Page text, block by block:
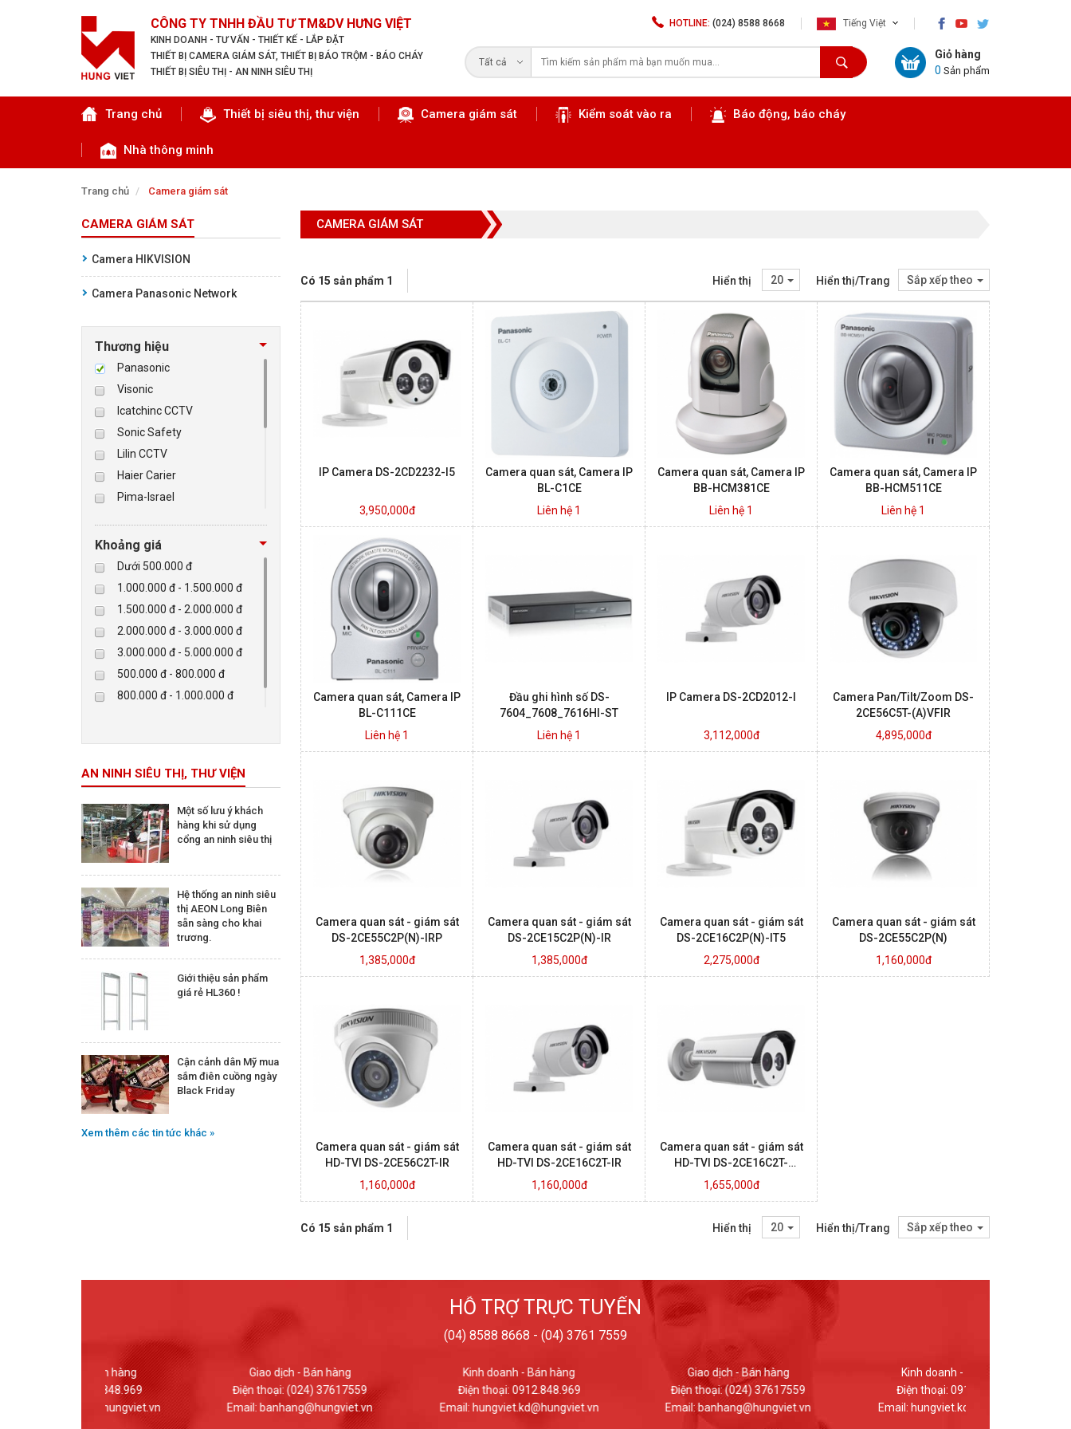
CÔNG TY TNHH ĐẦU TƯ TM&DV HƯNG VIỆT
KINH DOANH - TƯ VẤN - THIẾT KẾ - LẮP ĐẶT
THIẾT BỊ CAMERA GIÁM SÁT, THIẾT BỊ BÁO TRỘM - BÁO CHÁY
THIẾT BỊ SIÊU THỊ - AN NINH SIÊU THỊ
HOTLINE: (024) 8588 8668 Tiếng Việt
Tất cả
Giỏ hàng
0 Sản phẩm
Trang chủ Thiết bị siêu thị, thư viện Camera giám sát Kiểm soát vào ra Báo động, báo cháy
Nhà thông minh
Trang chủ Camera giám sát
CAMERA GIÁM SÁT
Có 15 sản phẩm 1 Sắp xếp theo
Hiển thị 20 Hiển thị/Trang
IP Camera DS-2CD2232-I5
3,950,000đ
Camera quan sát, Camera IP
BL-C1CE
Liên hệ 1
Camera quan sát, Camera IP
BB-HCM381CE
Liên hệ 1
Camera quan sát, Camera IP
BB-HCM511CE
Liên hệ 1
Camera quan sát, Camera IP
BL-C111CE
Liên hệ 1
Đầu ghi hình số DS-
7604_7608_7616HI-ST
Liên hệ 1
IP Camera DS-2CD2012-I
3,112,000đ
Camera Pan/Tilt/Zoom DS-
2CE56C5T-(A)VFIR
4,895,000đ
Camera quan sát - giám sát
DS-2CE55C2P(N)-IRP
1,385,000đ
Camera quan sát - giám sát
DS-2CE15C2P(N)-IR
1,385,000đ
Camera quan sát - giám sát
DS-2CE16C2P(N)-IT5
2,275,000đ
Camera quan sát - giám sát
DS-2CE55C2P(N)
1,160,000đ
Camera quan sát - giám sát
HD-TVI DS-2CE56C2T-IR
1,160,000đ
Camera quan sát - giám sát
HD-TVI DS-2CE16C2T-IR
1,160,000đ
Camera quan sát - giám sát
HD-TVI DS-2CE16C2T-
IT1.IT3
1,655,000đ
Có 15 sản phẩm 1 Sắp xếp theo
Hiển thị 20 Hiển thị/Trang
CAMERA GIÁM SÁT
Camera HIKVISION
Camera Panasonic Network
Thương hiệu
Panasonic
Visonic
Icatchinc CCTV
Sonic Safety
Lilin CCTV
Haier Carier
Pima-Israel
Checkpoint
Paradox-Canada
D-max
HIKVISON
Eguard
Khác
Rapiscan
Khoảng giá
Dưới 500.000 đ
1.000.000 đ - 1.500.000 đ
1.500.000 đ - 2.000.000 đ
2.000.000 đ - 3.000.000 đ
3.000.000 đ - 5.000.000 đ
500.000 đ - 800.000 đ
800.000 đ - 1.000.000 đ
AN NINH SIÊU THỊ, THƯ VIỆN
Một số lưu ý khách
hàng khi sử dụng
cổng an ninh siêu thị
Hệ thống an ninh siêu
thị AEON Long Biên
sẵn sàng cho khai
trương.
Giới thiệu sản phẩm
giá rẻ HL360 !
Cận cảnh dân Mỹ mua
sắm điên cuồng ngày
Black Friday
Xem thêm các tin tức khác »
HỖ TRỢ TRỰC TUYẾN
(04) 8588 8668 - (04) 3761 7559
Giao dịch - Bán hàng
Điện thoại: (024) 37617559
Email: banhang@hungviet.vn
Kinh doanh - Bán hàng
Điện thoại: 0912.848.969
Email: hungviet.kd@hungviet.vn
Giao dịch - Bán hàng
Điện thoại: (024) 37617559
Email: banhang@hungviet.vn
Kinh doanh - Bán hàng
Điện thoại: 0912.848.969
Email: hungviet.kd@hungviet.vn
Tìm theo danh mục
TRANG CHỦ
THIẾT BỊ SIÊU THỊ, THƯ VIỆN
KIỂM SOÁT VÀO RA
BÁO ĐỘNG, BÁO CHÁY
NHÀ THÔNG MINH
LIÊN HỆ